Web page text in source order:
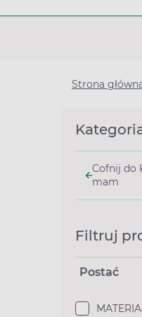
Strona
Cofnij do
mam
Filtruj
Postać